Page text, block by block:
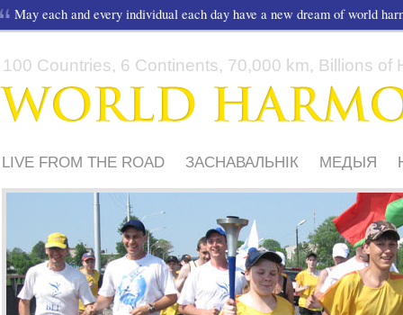
May each and every individual each day have a new dream of world
100 Countries, 6 Continents, 70,000 km, Billions of
LIVE FROM THE ROAD ЗАСНАВАЛЬНІК МЕДЫЯ
ШКОЛЫ І ДЗЕЦІ